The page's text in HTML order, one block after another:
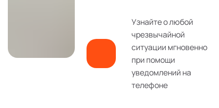
Узнайте о любой
чрезвычайной
ситуации мгновенно
при помощи
уведомлений на
телефоне